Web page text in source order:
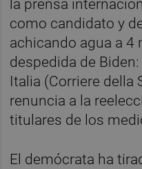
la prensa
como candidato y
achicando agua a 4
despedida de
Italia (Corriere della
renuncia a la
titulares de los
El demócrata ha